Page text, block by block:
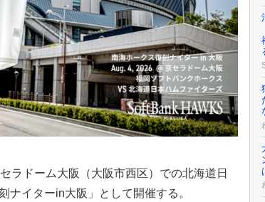
ラドーム大阪（大阪市西区）での北海道日
ナイターin大阪」として開催する。